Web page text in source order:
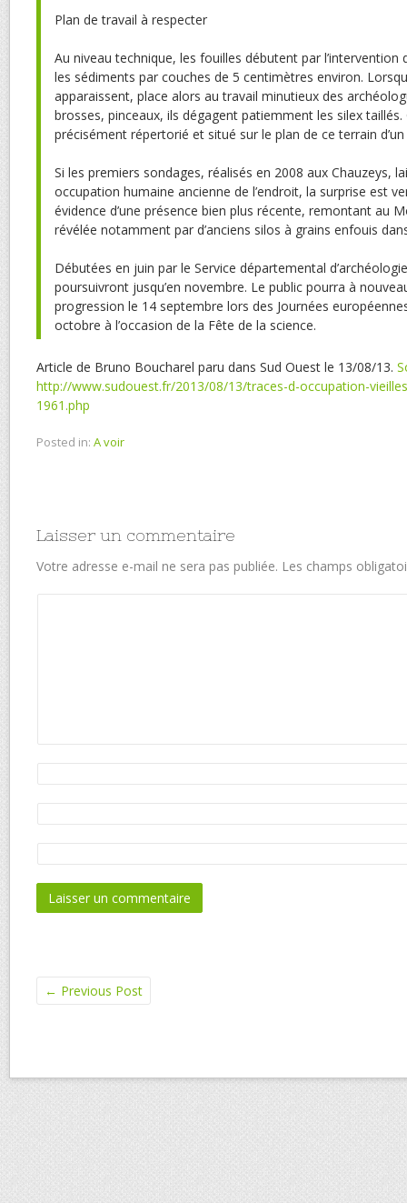
Plan de travail à respecter
Au niveau technique, les fouilles débutent par l’intervention
les sédiments par couches de 5 centimètres environ.
apparaissent, place alors au travail minutieux des
brosses, pinceaux, ils dégagent patiemment les silex
précisément répertorié et situé sur le plan de ce terrain
Si les premiers sondages, réalisés en 2008 aux Chauzeys,
occupation humaine ancienne de l’endroit, la surprise est
évidence d’une présence bien plus récente, remontant au
révélée notamment par d’anciens silos à grains enfouis
Débutées en juin par le Service départemental
poursuivront jusqu’en novembre. Le public pourra à
progression le 14 septembre lors des Journées
octobre à l’occasion de la Fête de la science.
Article de Bruno Boucharel paru dans Sud Ouest le 13/08/13.
http://www.sudouest.fr/2013/08/13/traces-d-occupation-
1961.php
Posted in: A voir
Laisser un commentaire
Votre adresse e-mail ne sera pas publiée. Les champs
← Previous Post